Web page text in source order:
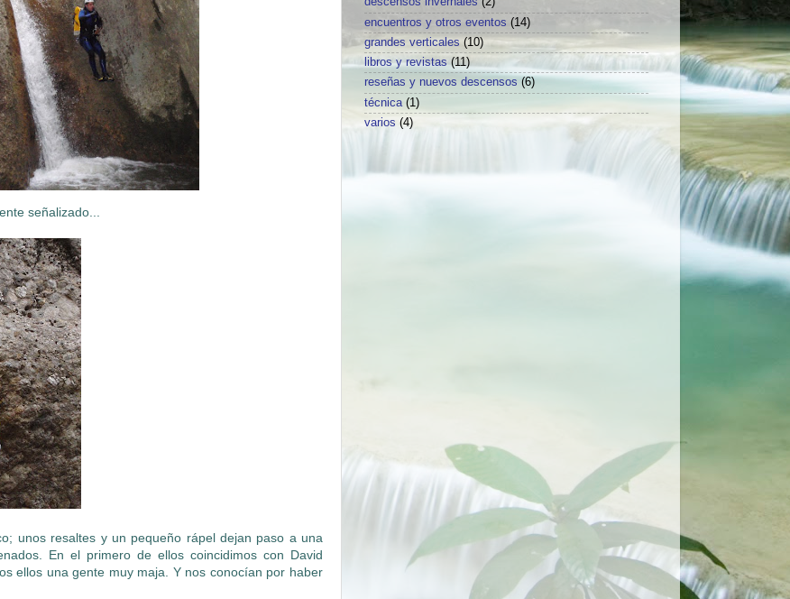
señalizado...
unos resaltes y un pequeño rápel dejan paso a una
En el primero de ellos coincidimos con David
ellos una gente muy maja. Y nos conocían por haber
encuentros y otros eventos (14)
grandes verticales (10)
libros y revistas (11)
reseñas y nuevos descensos (6)
técnica (1)
varios (4)